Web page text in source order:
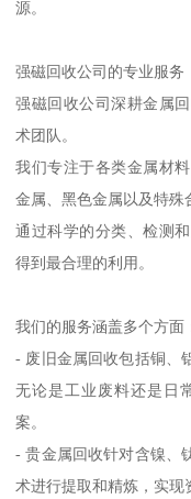
源。
强磁回收公司的专业服务
强磁回收公司深耕金属
术团队。
我们专注于各类金属材
金属、黑色金属以及特殊
通过科学的分类、检测
得到最合理的利用。
我们的服务涵盖多个方面
- 废旧金属回收包括铜、
无论是工业废料还是日
案。
- 贵金属回收针对含镍、
术进行提取和精炼，实现